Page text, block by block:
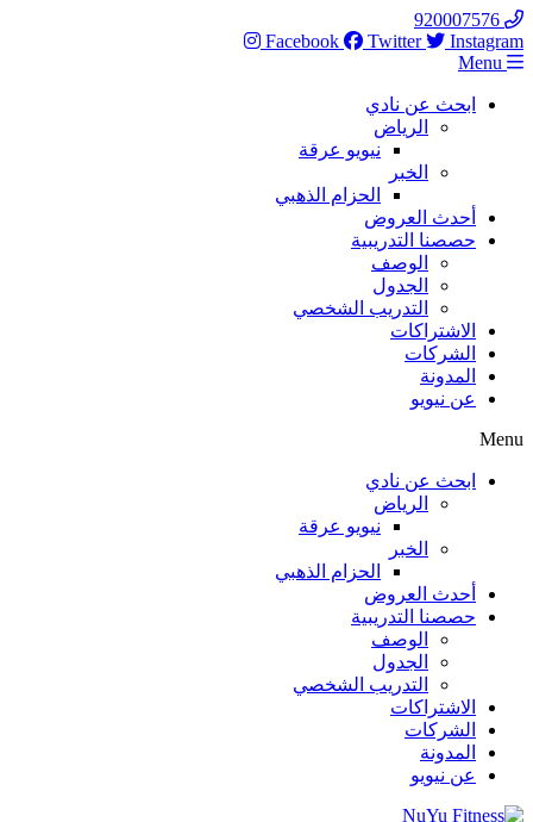
Skip
to
content
920007576
Facebook
Twitter
Instagram
Menu
ابحث عن نادي
الرياض
نيويو عرقة
الخبر
الحزام الذهبي
أحدث العروض
حصصنا التدريبية
الوصف
الجدول
التدريب الشخصي
الاشتراكات
الشركات
المدونة
عن نيويو
Menu
ابحث عن نادي
الرياض
نيويو عرقة
الخبر
الحزام الذهبي
أحدث العروض
حصصنا التدريبية
الوصف
الجدول
التدريب الشخصي
الاشتراكات
الشركات
المدونة
عن نيويو